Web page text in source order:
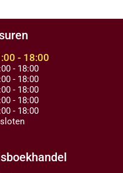
- 18:00
- 18:00
- 18:00
- 18:00
- 18:00
- 18:00